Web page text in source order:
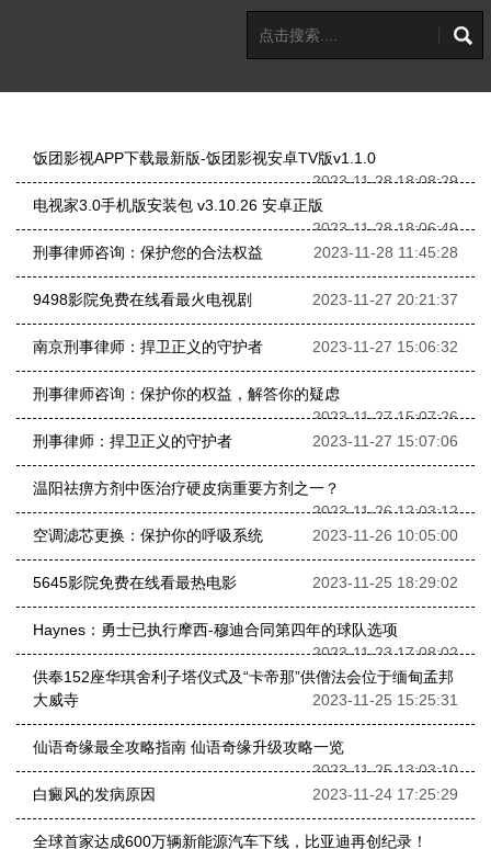
饭团影视APP下载最新版-饭团影视安卓TV版v1.1.0
2023-11-28 18:08:29
电视家3.0手机版安装包 v3.10.26 安卓正版
2023-11-28 18:06:49
刑事律师咨询：保护您的合法权益
2023-11-28 11:45:28
9498影院免费在线看最火电视剧 2023-11-27 20:21:37
南京刑事律师：捍卫正义的守护者 2023-11-27 15:06:32
刑事律师咨询：保护你的权益，解答你的疑虑
2023-11-27 15:07:26
刑事律师：捍卫正义的守护者
2023-11-27 15:07:06
温阳祛痹方剂中医治疗硬皮病重要方剂之一？
2023-11-26 12:03:12
空调滤芯更换：保护你的呼吸系统
2023-11-26 10:05:00
5645影院免费在线看最热电影 2023-11-25 18:29:02
Haynes：勇士已执行摩西-穆迪合同第四年的球队选项
2023-11-23 17:08:02
供奉152座华琪舍利子塔仪式及“卡帝那”供僧法会位于缅甸孟邦
大威寺
2023-11-25 15:25:31
仙语奇缘最全攻略指南 仙语奇缘升级攻略一览
2023-11-25 13:03:10
白癜风的发病原因
2023-11-24 17:25:29
​全球首家达成600万辆新能源汽车下线，比亚迪再创纪录！